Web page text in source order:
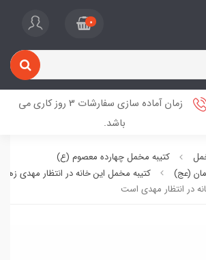
0
زمان آماده سازی سفارشات 3 روز کاری می
باشد.
کتیبه مخمل چهارده معصوم (ع)
(عج)
کتیبه مخمل این خانه در انتظار مهدی
در انتظار مهدی است